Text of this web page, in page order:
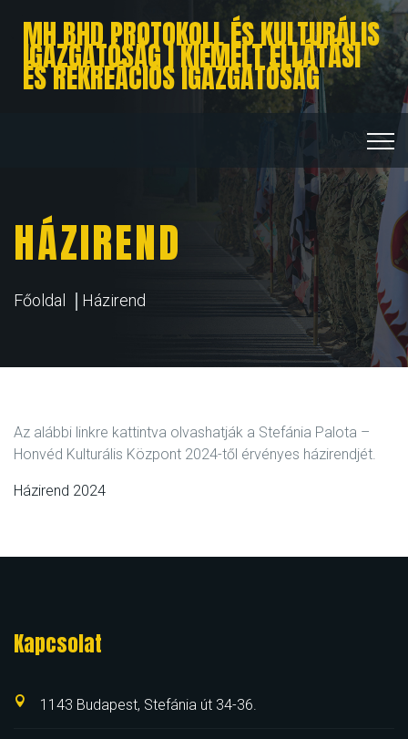
MH BHD PROTOKOLL ÉS KULTURÁLIS
IGAZGATÓSÁG I KIEMELT ELLÁTÁSI
ÉS REKREÁCIÓS IGAZGATÓSÁG
HÁZIREND
Főoldal Házirend
Az alábbi linkre kattintva olvashatják a Stefánia Palota –
Honvéd Kulturális Központ 2024-től érvényes házirendjét.
Házirend 2024
Kapcsolat
1143 Budapest, Stefánia út 34-36.